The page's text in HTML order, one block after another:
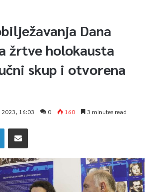
Dana
žrtve holokausta
skup i otvorena
2023, 16:03 0 160 3 minutes read